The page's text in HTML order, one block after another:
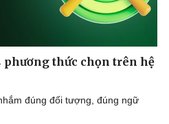
phương thức chọn trên hệ
đúng đối tượng, đúng ngữ